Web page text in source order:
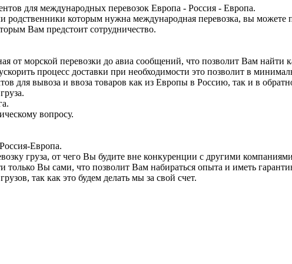
для международных перевозок Европа - Россия - Европа.
родственники которым нужна международная перевозка, вы
Вам предстоит сотрудничество.
от морской перевозки до авиа сообщений, что позволит Вам найти
процесс доставки при необходимости это позволит в
для вывоза и ввоза товаров как из Европы в Россию, так и в
вопросу.
Европа.
груза, от чего Вы будите вне конкуренции с другими
Вы сами, что позволит Вам набираться опыта и иметь
так как это будем делать мы за свой счет.